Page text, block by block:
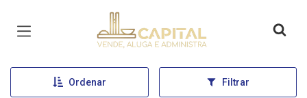
Página inicial
Ordenar Filtrar